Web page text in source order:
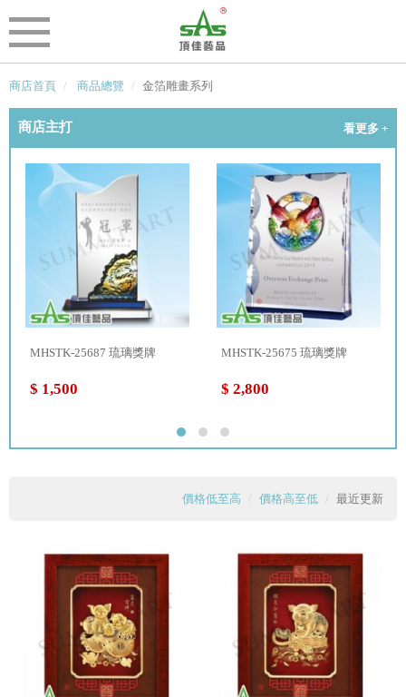
商店首頁 商品總覽 金箔雕畫系列
商店主打 看更多 +
MHSTK-25687 琉璃獎牌
$ 1,500
MHSTK-25675 琉璃獎牌
$ 2,800
價格低至高 價格高至低 最近更新